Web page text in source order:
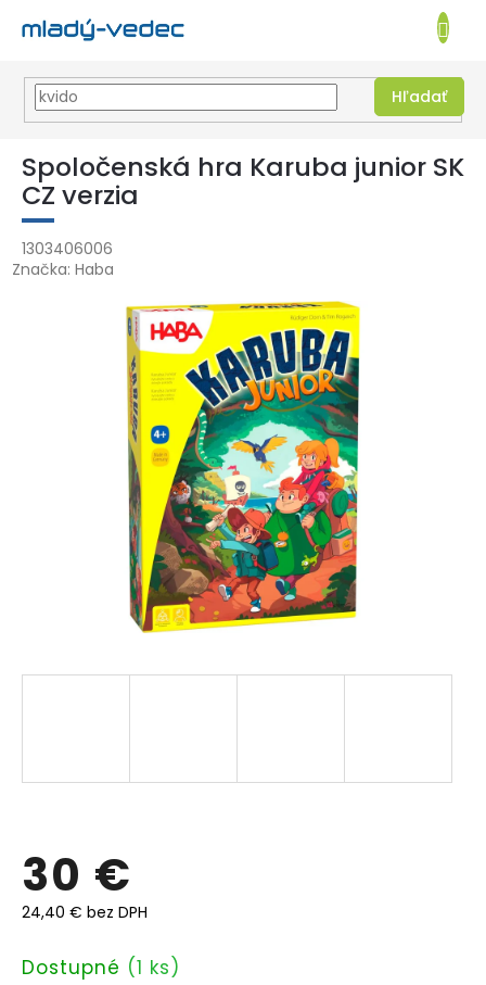
Prejsť
obsah
EUR
Hľadať
KOŠÍK
Spoločenská hra Karuba junior SK
CZ verzia
1303406006
Značka: Haba
30 €
24,40 € bez DPH
Jednotková
Dostupné (1 ks)